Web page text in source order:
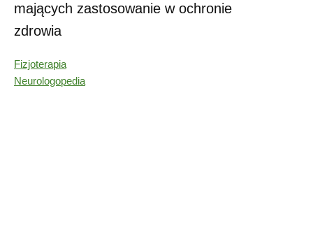
mających zastosowanie w ochronie
zdrowia
Fizjoterapia
Neurologopedia